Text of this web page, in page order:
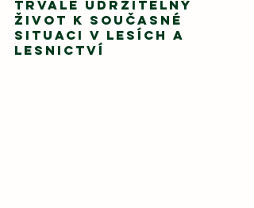
trvale udržitelný
život k současné
situaci v lesích a
lesnictví